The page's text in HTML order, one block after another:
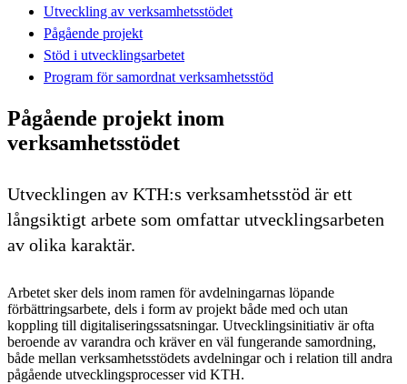
Utveckling av verksamhetsstödet
Pågående projekt
Stöd i utvecklingsarbetet
Program för samordnat verksamhetsstöd
Pågående projekt inom
verksamhetsstödet
Utvecklingen av KTH:s verksamhetsstöd är ett
långsiktigt arbete som omfattar utvecklingsarbeten
av olika karaktär.
Arbetet sker dels inom ramen för avdelningarnas löpande
förbättringsarbete, dels i form av projekt både med och utan
koppling till digitaliseringssatsningar. Utvecklingsinitiativ är ofta
beroende av varandra och kräver en väl fungerande samordning,
både mellan verksamhetsstödets avdelningar och i relation till andra
pågående utvecklingsprocesser vid KTH.